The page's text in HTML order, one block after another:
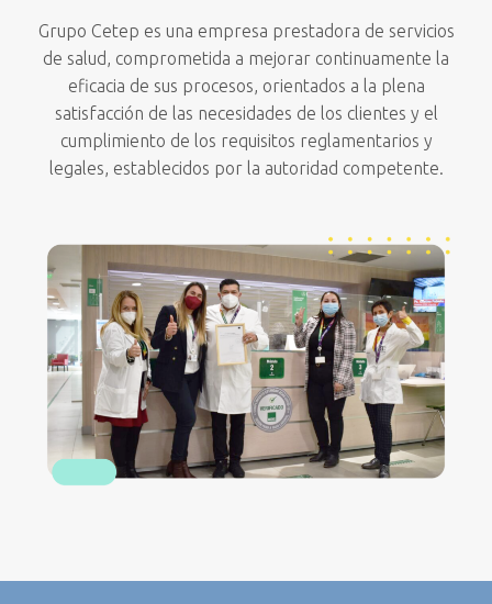
Grupo Cetep es una empresa prestadora de servicios
de salud, comprometida a mejorar continuamente la
eficacia de sus procesos, orientados a la plena
satisfacción de las necesidades de los clientes y el
cumplimiento de los requisitos reglamentarios y
legales, establecidos por la autoridad competente.